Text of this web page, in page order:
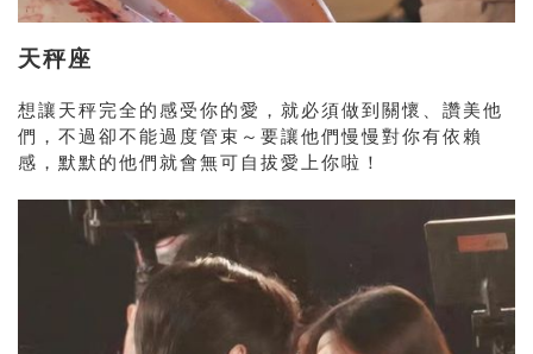
天秤座
想讓天秤完全的感受你的愛，就必須做到關懷、讚美他
們，不過卻不能過度管束～要讓他們慢慢對你有依賴
感，默默的他們就會無可自拔愛上你啦！